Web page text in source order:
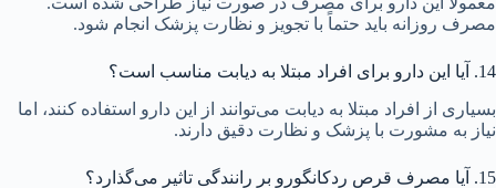
مصرف روزانه باید حتماً با تجویز و نظارت پزشک انجام شود.
14. آیا این دارو برای افراد مبتلا به دیابت مناسب است؟
بسیاری از افراد مبتلا به دیابت می‌توانند از این دارو استفاده کنند، اما
نیاز به مشورت با پزشک و نظارت دقیق دارند.
15. آیا مصرف قرص ردکانگورو بر رانندگی تاثیر می‌گذارد؟